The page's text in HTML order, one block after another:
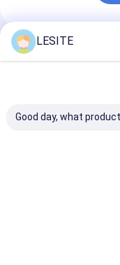
Συνιστώμενα
LESITE
Good day, what